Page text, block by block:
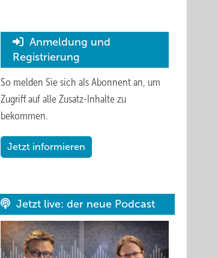
Anmeldung und
Registrierung
So melden Sie sich als Abonnent an, um
Zugriff auf alle Zusatz-Inhalte zu
bekommen.
Jetzt informieren
Jetzt live: der neue Podcast